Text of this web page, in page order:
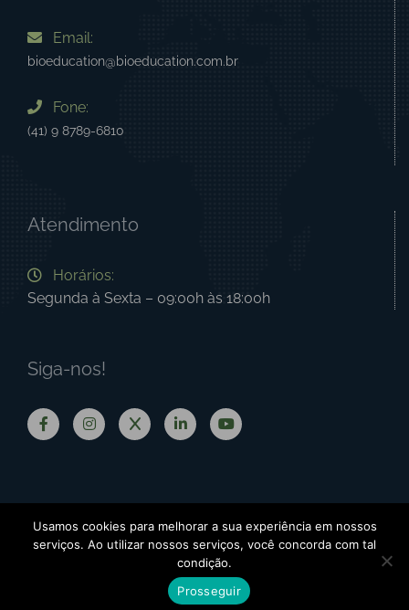
Email:
bioeducation@bioeducation.com.br
Fone:
(41) 9 8789-6810
Atendimento
Horários:
Segunda à Sexta – 09:00h às 18:00h
Siga-nos!
Termos de Uso| Política de Privacidade
BIO - Brazilian Information Oncology
reservados | Desenvolvido por:
Usamos cookies para melhorar a sua experiência em nossos
serviços. Ao utilizar nossos serviços, você concorda com tal
condição.
Prosseguir